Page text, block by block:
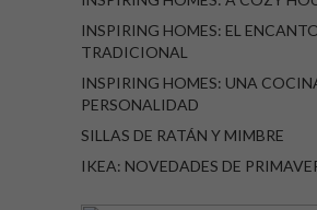
INSPIRING HOMES: EL
TRADICIONAL
INSPIRING HOMES: UNA
PERSONALIDAD
SILLAS DE RATÁN Y MIMBRE
IKEA: NOVEDADES DE